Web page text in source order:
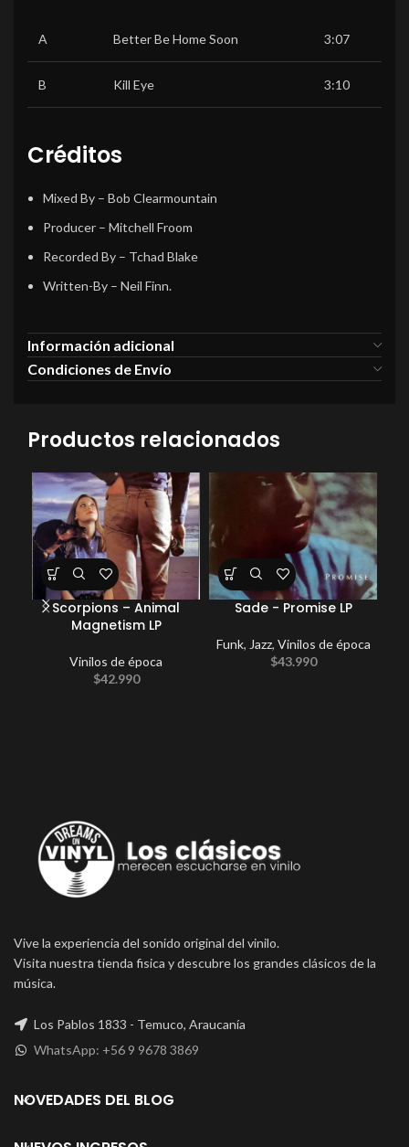
A Better Be Home Soon 3:07
B Kill Eye 3:10
Créditos
Mixed By – Bob Clearmountain
Producer – Mitchell Froom
Recorded By – Tchad Blake
Written-By – Neil Finn.
Información adicional
Condiciones de Envío
Productos relacionados
Scorpions – Animal
Magnetism LP
Vinilos de época
$42.990
Sade ‎- Promise LP
Funk, Jazz, Vinilos de época
$43.990
Vive la experiencia del sonido original del vinilo.
Visita nuestra tienda fisica y descubre los grandes clásicos de la
música.
Los Pablos 1833 - Temuco, Araucanía
WhatsApp: +56 9 9678 3869
NOVEDADES DEL BLOG